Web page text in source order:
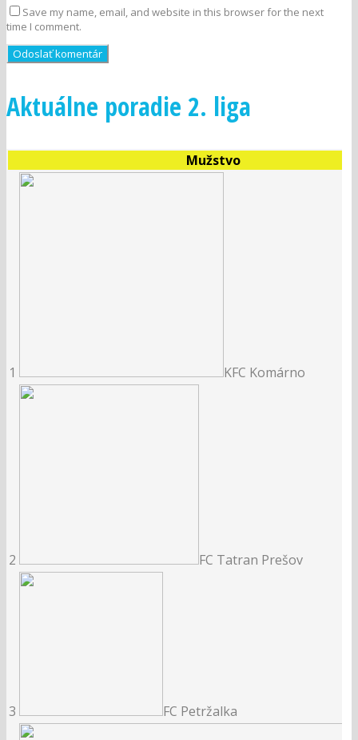
Save my name, email, and website in this browser for the next
time I comment.
Aktuálne poradie 2. liga
Mužstvo
1 KFC Komárno
2 FC Tatran Prešov
3 FC Petržalka